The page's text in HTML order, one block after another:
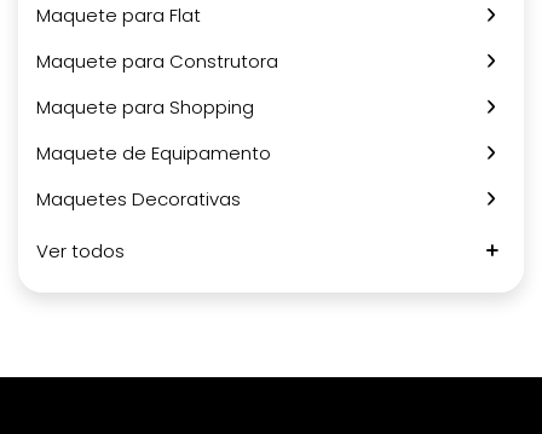
Maquete para Flat
Maquete para Construtora
Maquete para Shopping
Maquete de Equipamento
Maquetes Decorativas
Ver todos